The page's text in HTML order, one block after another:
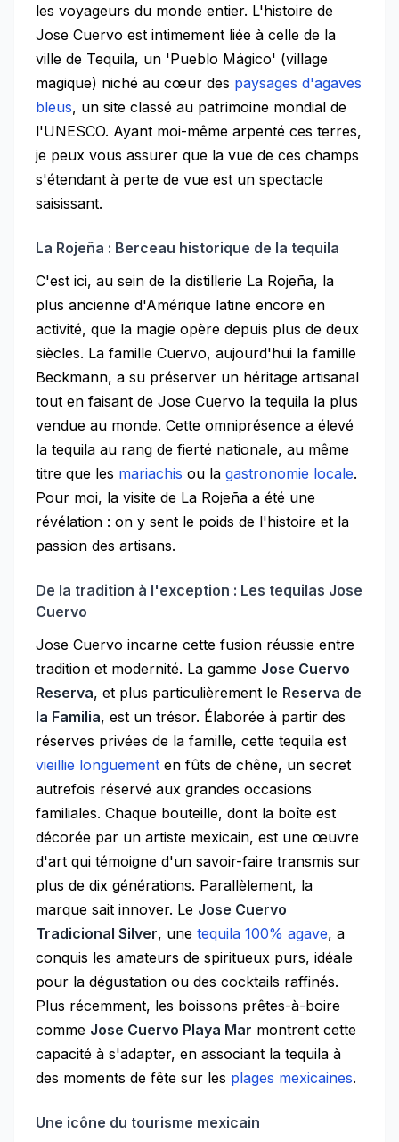
les voyageurs du monde entier. L'histoire de
Jose Cuervo est intimement liée à celle de la
ville de Tequila, un 'Pueblo Mágico' (village
magique) niché au cœur des paysages d'agaves
bleus, un site classé au patrimoine mondial de
l'UNESCO. Ayant moi-même arpenté ces terres,
je peux vous assurer que la vue de ces champs
s'étendant à perte de vue est un spectacle
saisissant.
La Rojeña : Berceau historique de la tequila
C'est ici, au sein de la distillerie La Rojeña, la
plus ancienne d'Amérique latine encore en
activité, que la magie opère depuis plus de deux
siècles. La famille Cuervo, aujourd'hui la famille
Beckmann, a su préserver un héritage artisanal
tout en faisant de Jose Cuervo la tequila la plus
vendue au monde. Cette omniprésence a élevé
la tequila au rang de fierté nationale, au même
titre que les mariachis ou la gastronomie locale.
Pour moi, la visite de La Rojeña a été une
révélation : on y sent le poids de l'histoire et la
passion des artisans.
De la tradition à l'exception : Les tequilas Jose
Cuervo
Jose Cuervo incarne cette fusion réussie entre
tradition et modernité. La gamme Jose Cuervo
Reserva, et plus particulièrement le Reserva de
la Familia, est un trésor. Élaborée à partir des
réserves privées de la famille, cette tequila est
vieillie longuement en fûts de chêne, un secret
autrefois réservé aux grandes occasions
familiales. Chaque bouteille, dont la boîte est
décorée par un artiste mexicain, est une œuvre
d'art qui témoigne d'un savoir-faire transmis sur
plus de dix générations. Parallèlement, la
marque sait innover. Le Jose Cuervo
Tradicional Silver, une tequila 100% agave, a
conquis les amateurs de spiritueux purs, idéale
pour la dégustation ou des cocktails raffinés.
Plus récemment, les boissons prêtes-à-boire
comme Jose Cuervo Playa Mar montrent cette
capacité à s'adapter, en associant la tequila à
des moments de fête sur les plages mexicaines.
Une icône du tourisme mexicain